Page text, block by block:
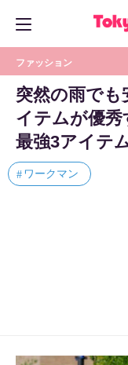
ファッション
突然の雨でも
イテムが優
最強3アイテム
ワークマン